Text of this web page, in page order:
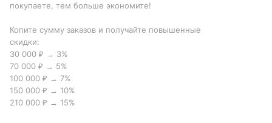
покупаете, тем больше экономите!
Копите сумму заказов и получайте повышенные
скидки:
30 000 ₽ → 3%
70 000 ₽ → 5%
100 000 ₽ → 7%
150 000 ₽ → 10%
210 000 ₽ → 15%